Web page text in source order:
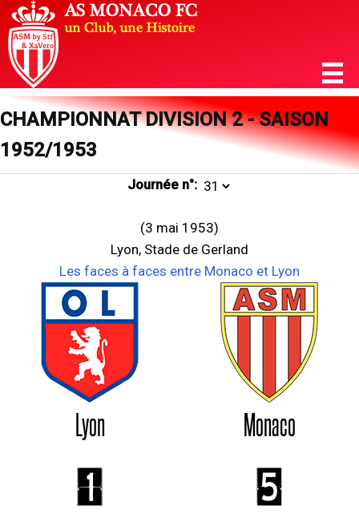
CHAMPIONNAT DIVISION 2 - SAISON
1952/1953
Journée n°:
(3 mai 1953)
Lyon, Stade de Gerland
Les faces à faces entre Monaco et Lyon
Lyon Monaco
1 5